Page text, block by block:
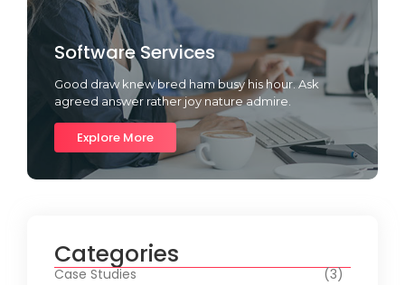
Software Services
Good draw knew bred ham busy his hour. Ask
agreed answer rather joy nature admire.
Explore More
Categories
Case Studies
(3)